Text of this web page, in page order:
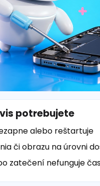
potrebujete
alebo reštartuje
či obrazu na úrovni
zatečení nefunguje